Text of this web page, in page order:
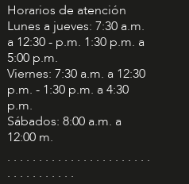
Horarios de atención
Lunes a jueves: 7:30 a.m.
a 12:30 - p.m. 1:30 p.m. a
5:00 p.m.
Viernes: 7:30 a.m. a 12:30
p.m. - 1:30 p.m. a 4:30
p.m.
Sábados: 8:00 a.m. a
12:00 m.
. . . . . . . . . . . . . . . . . . . . . . .
. . . . . . . . . . .